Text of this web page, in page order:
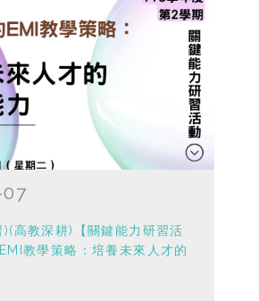
)(高教深耕)【關鍵能力研習活
教學策略：培養未來人才的